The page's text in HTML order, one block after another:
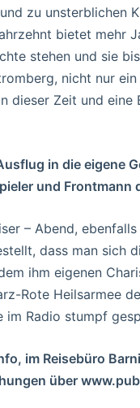
zu unsterblichen
bietet mehr
stehen und sie
nicht nur
dieser Zeit und
in die eigene
und Frontmann
– Abend,
dass man sich
ihm eigenen
Rote Heilsarmee
Radio stumpf
im Reisebüro
über